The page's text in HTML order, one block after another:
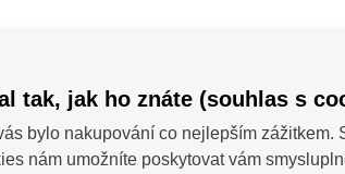
tak, jak ho znáte (souhlas s
bylo nakupování co nejlepším zážitkem.
nám umožníte poskytovat vám